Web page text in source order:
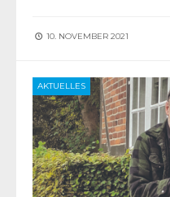
10. NOVEMBER 2021
AKTUELLES